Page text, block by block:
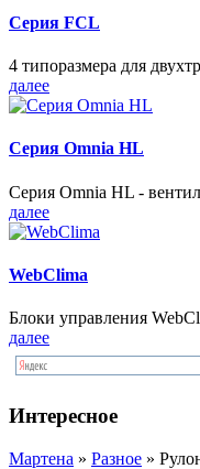
Серия FCL
4 типоразмера для
далее
Серия Omnia HL
Серия Omnia HL -
далее
WebClima
Блоки упрaвлeния
далее
Интересное
Мартена » Разное »